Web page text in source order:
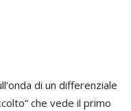
di un differenziale
che vede il primo